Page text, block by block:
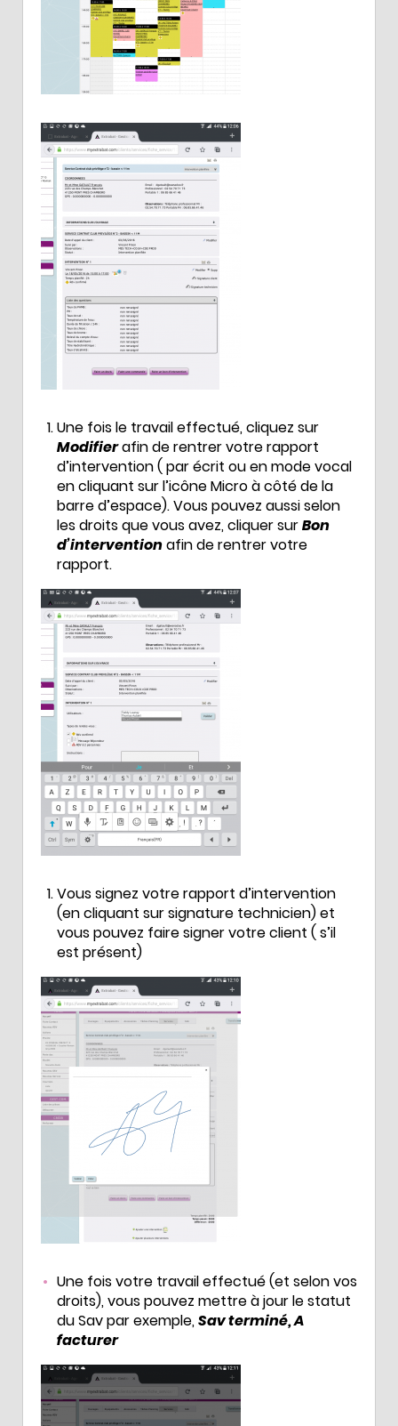
Une fois le travail effectué, cliquez sur
Modifierafin de rentrer votre rapport
d’intervention ( par écrit ou en mode vocal
en cliquant sur l’icône Micro à côté de la
barre d’espace). Vous pouvez aussi selon
les droits que vous avez, cliquer surBon
d’interventionafin de rentrer votre
rapport.
Vous signez votre rapport d’intervention
(en cliquant sur signature technicien) et
vous pouvez faire signer votre client ( s’il
est présent)
Une fois votre travail effectué (et selon vos
droits), vous pouvez mettre à jour le statut
du Sav par exemple,Sav terminé, A
facturer